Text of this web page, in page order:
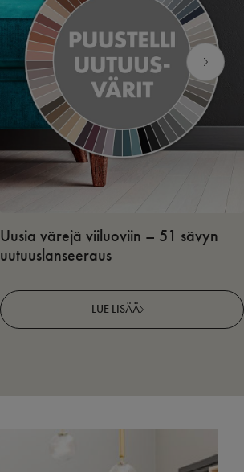
Uusia värejä viiluoviin – 51 sävyn
uutuuslanseeraus
LUE LISÄÄ